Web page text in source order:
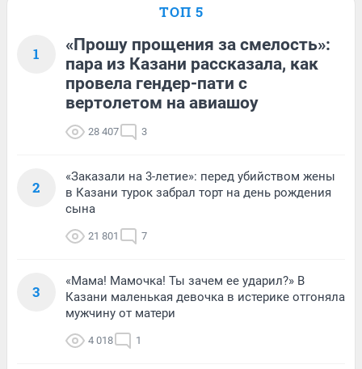
ТОП 5
1
«Прошу прощения за смелость»:
пара из Казани рассказала, как
провела гендер-пати с
вертолетом на авиашоу
28 407 3
2
«Заказали на 3-летие»: перед убийством жены
в Казани турок забрал торт на день рождения
сына
21 801 7
3
«Мама! Мамочка! Ты зачем ее ударил?» В
Казани маленькая девочка в истерике отгоняла
мужчину от матери
4 018 1